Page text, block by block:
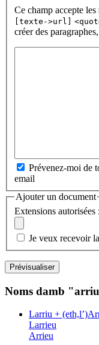
Ce champ accepte
[texte->url]
créer des
Prévenez-moi de
email
Ajouter un document
Extensions autorisées
Je veux recevoir
Noms damb
Larriu +
Larrieu
Arrieu